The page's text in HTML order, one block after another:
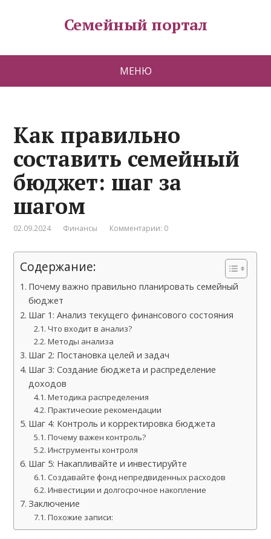
Семейный портал
МЕНЮ
Как правильно
составить семейный
бюджет: шаг за
шагом
02.09.2024 Финансы Комментарии: 0
Содержание:
Почему важно правильно планировать семейный
бюджет
Шаг 1: Анализ текущего финансового состояния
Что входит в анализ?
Методы анализа
Шаг 2: Постановка целей и задач
Шаг 3: Создание бюджета и распределение
доходов
Методика распределения
Практические рекомендации
Шаг 4: Контроль и корректировка бюджета
Почему важен контроль?
Инструменты контроля
Шаг 5: Накапливайте и инвестируйте
Создавайте фонд непредвиденных расходов
Инвестиции и долгосрочное накопление
Заключение
Похожие записи: